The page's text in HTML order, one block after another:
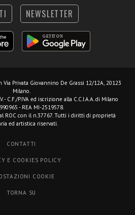
NEWSLETTER
Via Privata Giovannino De Grassi 12/12A, 20123
Milano.
- C.F./P.IVA ed iscrizione alla C.C.I.A.A. di Milano
- REA MI-2519578.
ROC con il n.37767. Tutti i diritti di proprietà
ed artistica riservati.
CONTATTI
E COOKIES POLICY
COOKIE
TORNA SU